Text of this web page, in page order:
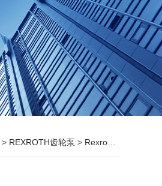
> REXROTH齿轮泵 > Rexroth外啮合齿轮泵